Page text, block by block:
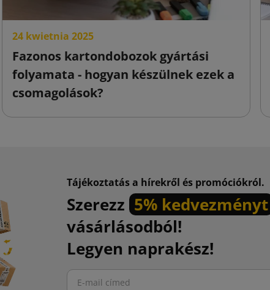
24 kwietnia 2025
Fazonos kartondobozok gyártási
folyamata - hogyan készülnek ezek a
csomagolások?
Tájékoztatás a hírekről és promóciókról.
Szerezz 5% kedvezményt
vásárlásodból!
Legyen naprakész!